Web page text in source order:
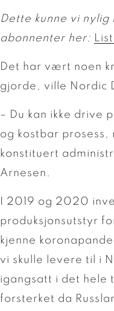
Dette kunne vi
abonnenter her:
Det har vært noen
gjorde, ville Nordic
– Du kan ikke drive
og kostbar
konstituert
Arnesen.
I 2019 og 2020
produksjonsutstyr
kjenne
vi skulle levere til i
igangsatt i det hele
forsterket da